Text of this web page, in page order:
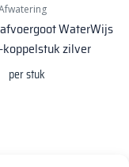
WaterWijs
koppelstuk zilver
per stuk